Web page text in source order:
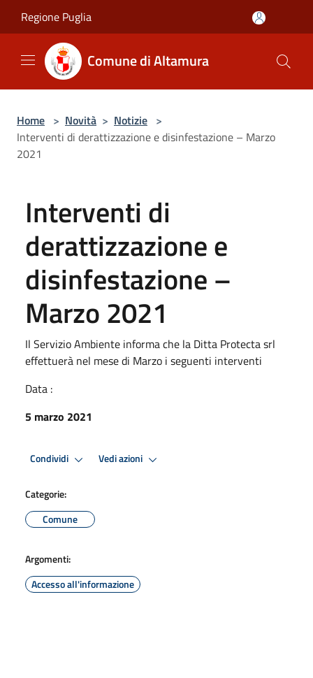
Regione Puglia
Comune di Altamura
Home > Novità > Notizie >
Interventi di derattizzazione e disinfestazione – Marzo
2021
Interventi di
derattizzazione e
disinfestazione –
Marzo 2021
Il Servizio Ambiente informa che la Ditta Protecta srl
effettuerà nel mese di Marzo i seguenti interventi
Data :
5 marzo 2021
Condividi Vedi azioni
Categorie:
Comune
Argomenti:
Accesso all'informazione